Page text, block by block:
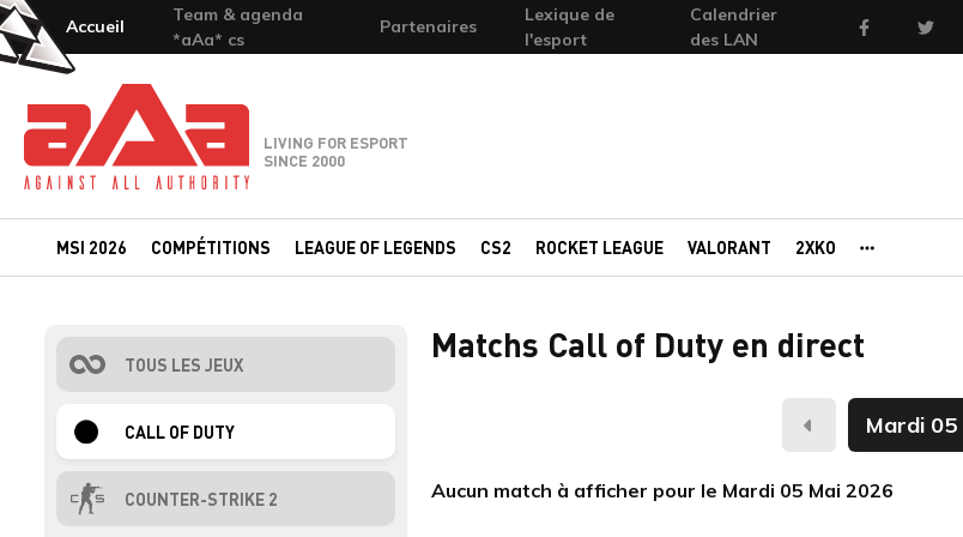
Accueil
Team & agenda
*aAa* cs
Partenaires
Lexique de
l'esport
Calendrier
des LAN
Facebook
Team-aAa - against All authority
LIVING FOR ESPORT
SINCE 2000
MSI 2026 COMPÉTITIONS LEAGUE OF LEGENDS CS2 ROCKET LEAGUE VALORANT 2XKO
TOUS LES JEUX
CALL OF DUTY
COUNTER-STRIKE 2
Matchs Call of Duty en direct
Hier
Aucun match à afficher pour le Mardi 05 Mai 2026